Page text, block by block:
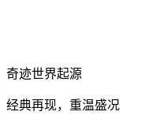
奇迹世界起源
经典再现，重温盛况